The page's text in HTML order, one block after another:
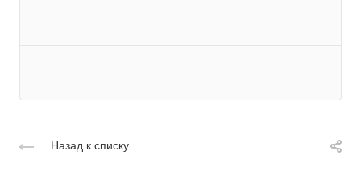
Назад к списку